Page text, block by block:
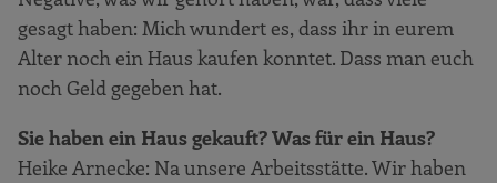
gesagt haben: Mich wundert es, dass ihr in eurem
Alter noch ein Haus kaufen konntet. Dass man euch
noch Geld gegeben hat.
Sie haben ein Haus gekauft? Was für ein Haus?
Heike Arnecke: Na unsere Arbeitsstätte. Wir haben